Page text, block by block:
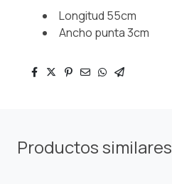
Longitud 55cm
Ancho punta 3cm
Productos similares